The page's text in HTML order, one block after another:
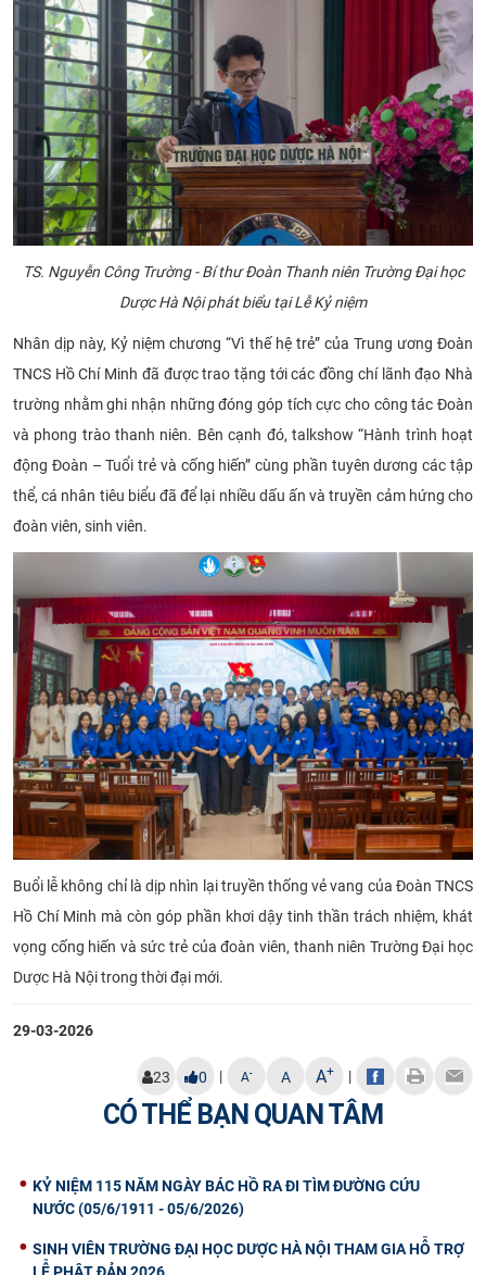
TS. Nguyễn Công Trường - Bí thư Đoàn Thanh niên Trường Đại học
Dược Hà Nội phát biểu tại Lễ Kỷ niệm
Nhân dịp này, Kỷ niệm chương “Vì thế hệ trẻ” của Trung ương Đoàn
TNCS Hồ Chí Minh đã được trao tặng tới các đồng chí lãnh đạo Nhà
trường nhằm ghi nhận những đóng góp tích cực cho công tác Đoàn
và phong trào thanh niên. Bên cạnh đó, talkshow “Hành trình hoạt
động Đoàn – Tuổi trẻ và cống hiến” cùng phần tuyên dương các tập
thể, cá nhân tiêu biểu đã để lại nhiều dấu ấn và truyền cảm hứng cho
đoàn viên, sinh viên.
Buổi lễ không chỉ là dịp nhìn lại truyền thống vẻ vang của Đoàn TNCS
Hồ Chí Minh mà còn góp phần khơi dậy tinh thần trách nhiệm, khát
vọng cống hiến và sức trẻ của đoàn viên, thanh niên Trường Đại học
Dược Hà Nội trong thời đại mới.
29-03-2026
23 0 | A- A A+ |
CÓ THỂ BẠN QUAN TÂM
KỶ NIỆM 115 NĂM NGÀY BÁC HỒ RA ĐI TÌM ĐƯỜNG CỨU
NƯỚC (05/6/1911 - 05/6/2026)
SINH VIÊN TRƯỜNG ĐẠI HỌC DƯỢC HÀ NỘI THAM GIA HỖ TRỢ
LỄ PHẬT ĐẢN 2026